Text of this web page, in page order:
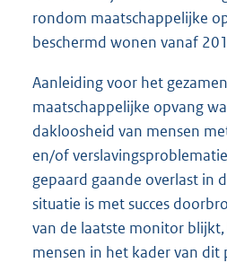
rondom maatschappelijke
beschermd wonen vanaf
Aanleiding voor het
maatschappelijke opvang
dakloosheid van mensen
en/of
gepaard gaande overlast in
situatie is met succes
van de laatste monitor
mensen in het kader van dit